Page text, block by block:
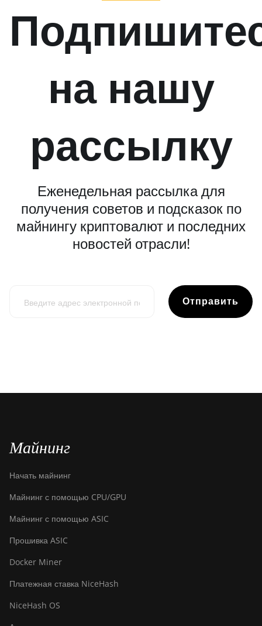
на нашу
рассылку
Еженедельная рассылка для
получения советов и подсказок по
майнингу криптовалют и последних
новостей отрасли!
Отправить
Майнинг
Начать майнинг
Майнинг с помощью CPU/GPU
Майнинг с помощью ASIC
Прошивка ASIC
Docker Miner
Платежная ставка NiceHash
NiceHash OS